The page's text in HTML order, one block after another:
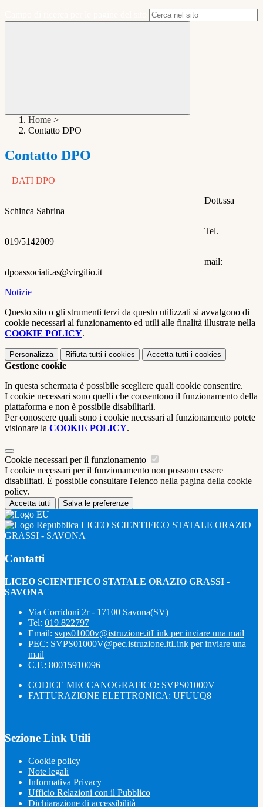
Home >
Contatto DPO
Contatto DPO
DATI DPO
Dott.ssa
Schinca Sabrina
Tel.
019/5142009
mail:
dpoassociati.as@virgilio.it
Notizie
Questo sito o gli strumenti terzi da questo utilizzati si avvalgono di
cookie necessari al funzionamento ed utili alle finalità illustrate nella
COOKIE POLICY.
Personalizza Rifiuta tutti i cookies Accetta tutti i cookies
Gestione cookie
In questa schermata è possibile scegliere quali cookie consentire.
I cookie necessari sono quelli che consentono il funzionamento della
piattaforma e non è possibile disabilitarli.
Per conoscere quali sono i cookie necessari al funzionamento potete
visionare la COOKIE POLICY.
Cookie necessari per il funzionamento
I cookie necessari per il funzionamento non possono essere
disabilitati. È possibile consultare l'elenco nella pagina della cookie
policy.
Accetta tutti Salva le preferenze
LICEO SCIENTIFICO STATALE ORAZIO
GRASSI - SAVONA
Contatti
LICEO SCIENTIFICO STATALE ORAZIO GRASSI -
SAVONA
Via Corridoni 2r - 17100 Savona(SV)
Tel: 019 822797
Email: svps01000v@istruzione.itLink per inviare una mail
PEC: SVPS01000V@pec.istruzione.itLink per inviare una
mail
C.F.: 80015910096
CODICE MECCANOGRAFICO: SVPS01000V
FATTURAZIONE ELETTRONICA: UFUUQ8
Sezione Link Utili
Cookie policy
Note legali
Informativa Privacy
Ufficio Relazioni con il Pubblico
Dichiarazione di accessibilità